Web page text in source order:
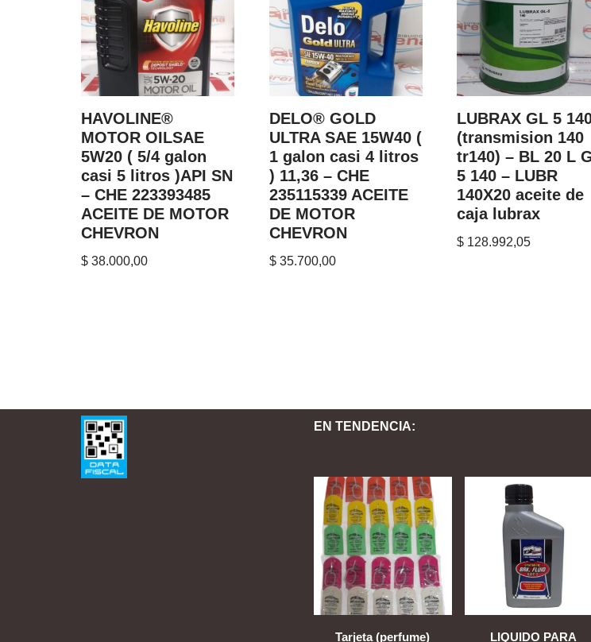
HAVOLINE®
MOTOR OILSAE
5W20 ( 5/4 galon
casi 5 litros )API SN
– CHE 223393485
ACEITE DE MOTOR
CHEVRON
$ 38.000,00
DELO® GOLD
ULTRA SAE 15W40 (
1 galon casi 4 litros
) 11,36 – CHE
235115339 ACEITE
DE MOTOR
CHEVRON
$35.700,00
LUBRAX GL 5
(transmision 140
tr140) – BL 20 L
5 140 – LUBR
140X20 aceite de
caja lubrax
$ 128.992,05
EN TENDENCIA:
Tarjeta (perfume) LIQUIDO PARA